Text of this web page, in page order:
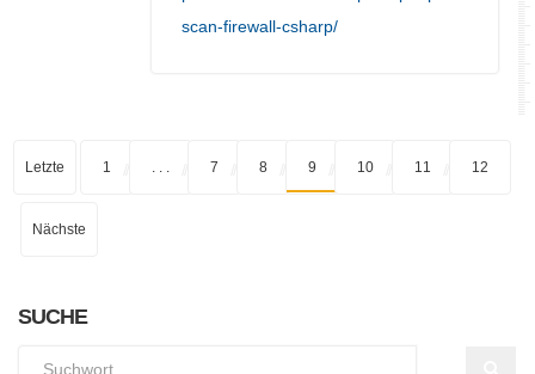
scan-firewall-csharp/
Letzte 1 7 8 9 10 11 12
Nächste
SUCHE